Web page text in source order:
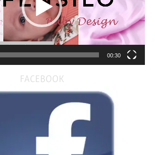
00:30
FACEBOOK